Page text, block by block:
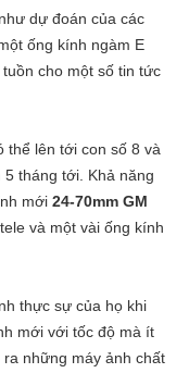
dự đoán của các
ống kính ngàm E
cho một số tin tức
thể lên tới con số 8 và
tháng tới. Khả năng
mới 24-70mm GM
và một vài ống kính
thực sự của họ khi
mới với tốc độ mà ít
những máy ảnh chất